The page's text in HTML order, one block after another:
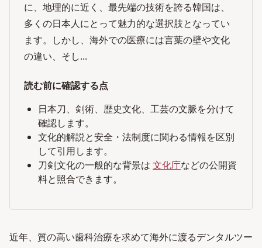
に、地理的に近く、最先端の技術を誇る韓国は、
多くの日本人にとって魅力的な選択肢となってい
ます。しかし、海外での医療には言葉の壁や文化
の違い、そし...
読む前に確認する点
日本刀、剣術、歴史文化、工芸の文脈を分けて
確認します。
文化的解説と安全・法制度に関わる情報を区別
して引用します。
刀剣文化の一般的な背景は 文化庁などの公開資
料と照合できます。
近年、質の高い歯科治療を求めて海外に渡るデンタルツー